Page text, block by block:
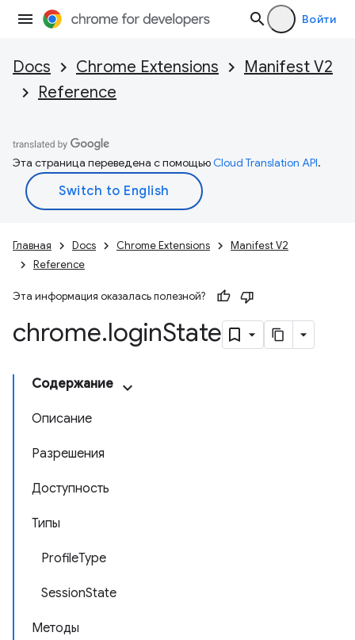
Войти
Docs Chrome Extensions
Manifest V2
Reference
Эта страница переведена с помощьюCloud Translation API.
Главная Docs Chrome Extensions
Manifest V2
Reference
Эта информация оказалась полезной?
chrome.loginState
Содержание
Описание
Разрешения
Доступность
Типы
ProfileType
SessionState
Методы